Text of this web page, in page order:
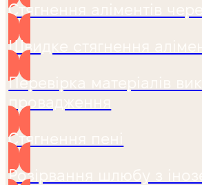
Стягнення аліментів
Швидке стягнення
Перевірка матеріалів
провадження
Стягнення пені
Розірвання шлюбу з